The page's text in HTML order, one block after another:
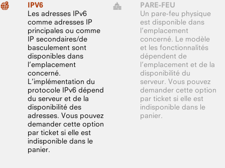
IPV6
Les adresses IPv6
comme adresses IP
principales ou comme
IP secondaires/de
basculement sont
disponibles dans
l’emplacement
concerné.
L’implémentation du
protocole IPv6 dépend
du serveur et de la
disponibilité des
adresses. Vous pouvez
demander cette option
par ticket si elle est
indisponible dans le
panier.
PARE-FEU
Un pare-feu physique
est disponible dans
l’emplacement
concerné. Le modèle
et les fonctionnalités
dépendent de
l’emplacement et de la
disponibilité du
serveur. Vous pouvez
demander cette option
par ticket si elle est
indisponible dans le
panier.